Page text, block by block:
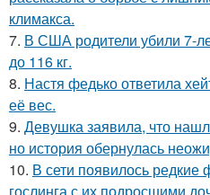
климакса.
7. В США родители убили 7-
до 116 кг.
8. Настя федько ответила
её вес.
9. Девушка заявила, что
но история обернулась
10. В сети появилось
гослинга с их подросшими